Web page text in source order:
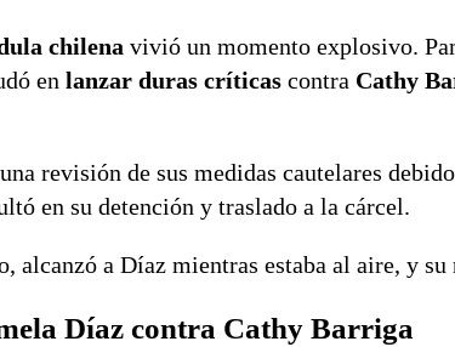
chilena vivió un momento explosivo.
en lanzar duras críticas contra Cathy
revisión de sus medidas cautelares
en su detención y traslado a la cárcel.
alcanzó a Díaz mientras estaba al aire, y
Díaz contra Cathy Barriga